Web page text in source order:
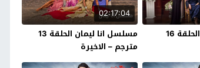
مسلسل الحسد الحلقة 16
02:17:04
مسلسل انا ليمان الحلقة 13
مترجم – الاخيرة